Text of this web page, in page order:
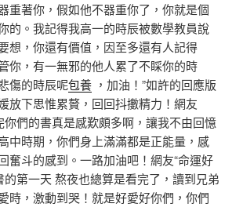
重著你，假如他不器重你了，你就是個
的。我記得我高一的時辰被數學教員說
想，你還有價值，因至多還有人記得
你，有一無邪的他人累了不睬你的時
傷的時辰呢包養 ，加油！”如許的回應版
放下思惟累贅，回回抖擻精力！網友
你們的書真是感歎頗多啊，讓我不由回憶
中時期，你們身上滿滿都是正能量，感
奮斗的感到。一路加油吧！網友“命運好
的第一天 熬夜也總算是看完了，讀到兄弟
時，激動到哭！就是好愛好你們，你們